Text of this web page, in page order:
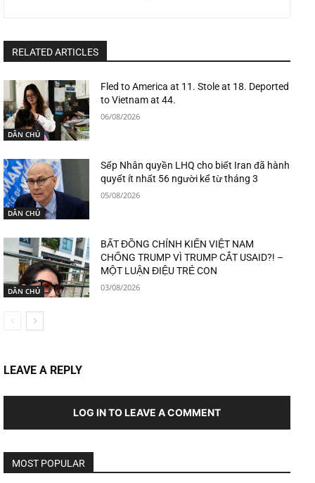
RELATED ARTICLES
DÂN CHỦ
Fled to America at 11. Stole at 18. Deported
to Vietnam at 44.
06/08/2026
DÂN CHỦ
Sếp Nhân quyền LHQ cho biết Iran đã hành
quyết ít nhất 56 người kể từ tháng 3
05/08/2026
DÂN CHỦ
BẤT ĐỒNG CHÍNH KIẾN VIỆT NAM
CHỐNG TRUMP VÌ TRUMP CẮT USAID?! –
MỘT LUẬN ĐIỆU TRẺ CON
03/08/2026
LEAVE A REPLY
LOG IN TO LEAVE A COMMENT
MOST POPULAR